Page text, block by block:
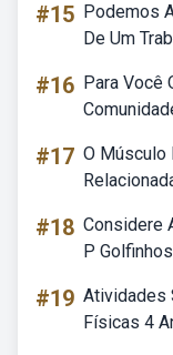
#15 Podemos
De Um
#16 Para Você
#17 O Músculo
#18 Considere
P
#19 Atividades
Físicas 4